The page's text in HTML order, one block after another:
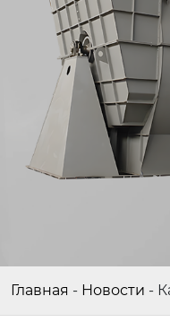
Главная - Новости -